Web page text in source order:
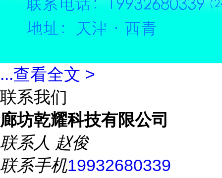
...查看全文 >
联系我们
廊坊乾耀科技有限公司
联系人 赵俊
联系手机19932680339